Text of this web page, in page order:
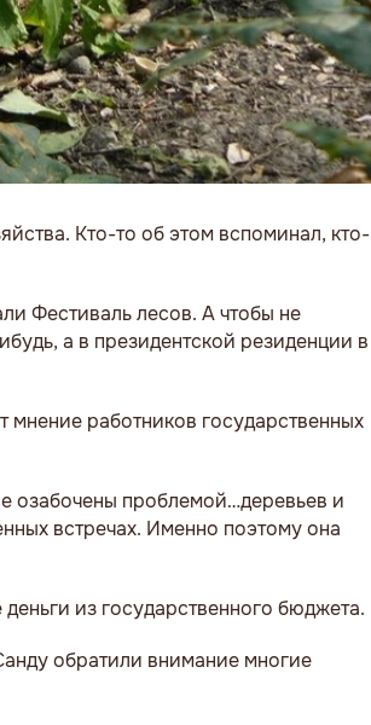
Кто-то об этом вспоминал, кто-
Фестиваль лесов. А чтобы не
а в президентской резиденции в
мнение работников государственных
озабочены проблемой…деревьев и
встречах. Именно поэтому она
из государственного бюджета.
обратили внимание многие